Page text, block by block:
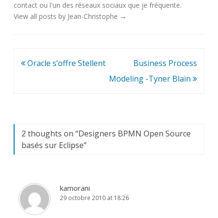
contact ou l'un des réseaux sociaux que je fréquente.
View all posts by Jean-Christophe →
Navigation
Oracle s’offre Stellent
Business Process
Modeling -Tyner Blain
2 thoughts on “Designers BPMN Open Source
basés sur Eclipse”
kamorani
29 octobre 2010 at 18:26